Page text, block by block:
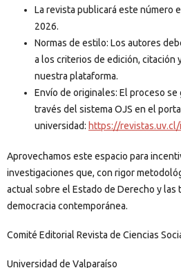
La revista publicará este número
2026.
Normas de estilo: Los autores
a los criterios de edición, citación
nuestra plataforma.
Envío de originales: El proceso
través del sistema OJS en el
universidad: https://
Aprovechamos este espacio para
investigaciones que, con rigor
actual sobre el Estado de Derecho y las
democracia contemporánea.
Comité Editorial Revista de Ciencias
Universidad de Valparaíso